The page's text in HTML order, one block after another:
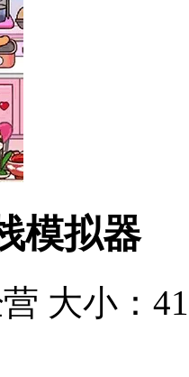
模拟器
大小：